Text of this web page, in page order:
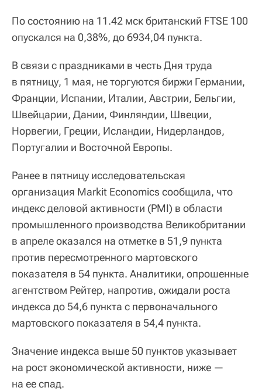
По состоянию на 11.42 мск британский FTSE 100
опускался на 0,38%, до 6934,04 пункта.
В связи с праздниками в честь Дня труда
в пятницу, 1 мая, не торгуются биржи Германии,
Франции, Испании, Италии, Австрии, Бельгии,
Швейцарии, Дании, Финляндии, Швеции,
Норвегии, Греции, Исландии, Нидерландов,
Португалии и Восточной Европы.
Ранее в пятницу исследовательская
организация Markit Economics сообщила, что
индекс деловой активности (PMI) в области
промышленного производства Великобритании
в апреле оказался на отметке в 51,9 пункта
против пересмотренного мартовского
показателя в 54 пункта. Аналитики, опрошенные
агентством Рейтер, напротив, ожидали роста
индекса до 54,6 пункта с первоначального
мартовского показателя в 54,4 пункта.
Значение индекса выше 50 пунктов указывает
на рост экономической активности, ниже —
на ее спад.